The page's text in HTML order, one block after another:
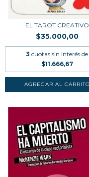
EL TAROT CREATIVO
$35.000,00
3 cuotas sin interés de
$11.666,67